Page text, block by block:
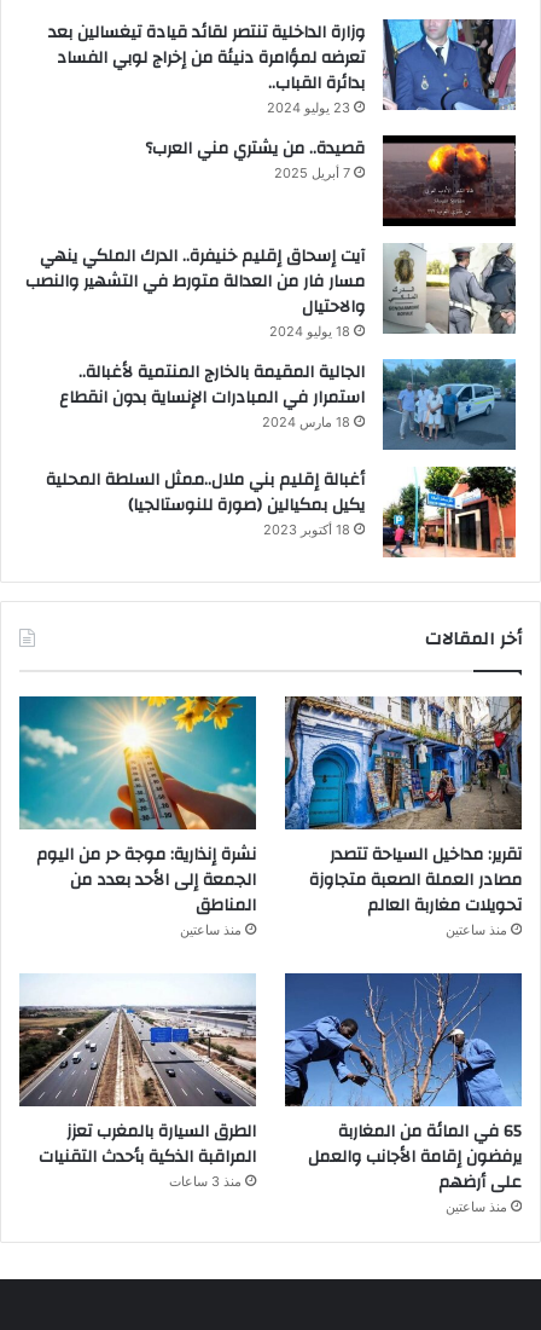
وزارة الداخلية تنتصر لقائد قيادة تيغسالين بعد
تعرضه لمؤامرة دنيئة من إخراج لوبي الفساد
بدائرة القباب..
23 يوليو 2024
قصيدة.. من يشتري مني العرب؟
7 أبريل 2025
آيت إسحاق إقليم خنيفرة.. الدرك الملكي ينهي
مسار فار من العدالة متورط في التشهير والنصب
والاحتيال
18 يوليو 2024
الجالية المقيمة بالخارج المنتمية لأغبالة..
استمرار في المبادرات الإنساية بدون انقطاع
18 مارس 2024
أغبالة إقليم بني ملال..ممثل السلطة المحلية
يكيل بمكيالين (صورة للنوستالجيا)
18 أكتوبر 2023
أخر المقالات
تقرير: مداخيل السياحة تتصدر
مصادر العملة الصعبة متجاوزة
تحويلات مغاربة العالم
منذ ساعتين
نشرة إنذارية: موجة حر من اليوم
الجمعة إلى الأحد بعدد من
المناطق
منذ ساعتين
65 في المائة من المغاربة
يرفضون إقامة الأجانب والعمل
على أرضهم
منذ ساعتين
الطرق السيارة بالمغرب تعزز
المراقبة الذكية بأحدث التقنيات
منذ 3 ساعات